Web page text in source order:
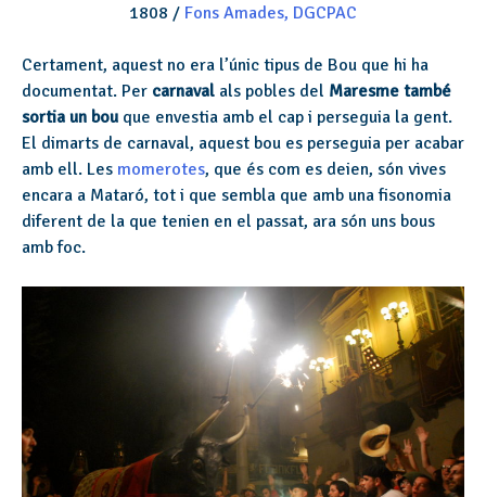
1808 / Fons Amades, DGCPAC
Certament, aquest no era l’únic tipus de Bou que hi ha
documentat. Per carnaval als pobles del Maresme també
sortia un bou que envestia amb el cap i perseguia la gent.
El dimarts de carnaval, aquest bou es perseguia per acabar
amb ell. Les momerotes, que és com es deien, són vives
encara a Mataró, tot i que sembla que amb una fisonomia
diferent de la que tenien en el passat, ara són uns bous
amb foc.